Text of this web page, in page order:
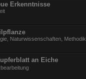
Erkenntnisse
Naturwissenschaften, Methodik
an Eiche